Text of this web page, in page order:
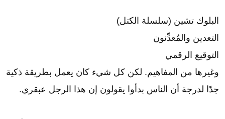
البلوك تشين (سلسلة الكتل)
التعدين والمُعدِّنون
التوقيع الرقمي
وغيرها من المفاهيم. لكن كل شيء كان يعمل بطريقة ذكية
جدًا لدرجة أن الناس بدأوا يقولون إن هذا الرجل عبقري.